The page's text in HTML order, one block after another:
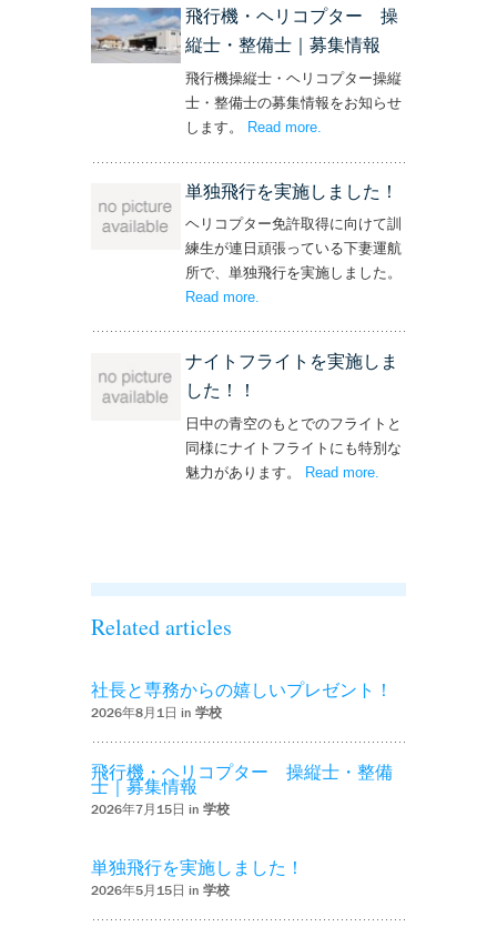
飛行機・ヘリコプター 操
縦士・整備士｜募集情報
飛行機操縦士・ヘリコプター操縦
士・整備士の募集情報をお知らせ
します。
Read more
単独飛行を実施しました！
ヘリコプター免許取得に向けて訓
練生が連日頑張っている下妻運航
所で、単独飛行を実施しました。
Read more– ‘単独飛行を実施しました！’
.
ナイトフライトを実施しま
した！！
日中の青空のもとでのフライトと
同様にナイトフライトにも特別な
魅力があります。
Read more
Related articles
社長と専務からの嬉しいプレゼント！
2026年8月1日 in 学校
飛行機・ヘリコプター 操縦士・整備
士｜募集情報
2026年7月15日 in 学校
単独飛行を実施しました！
2026年5月15日 in 学校